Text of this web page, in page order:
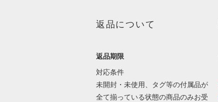
返品について
返品期限
対応条件
未開封・未使用、タグ等の付属品が
全て揃っている状態の商品のみお受